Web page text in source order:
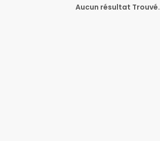
Aucun résultat Trouvé.